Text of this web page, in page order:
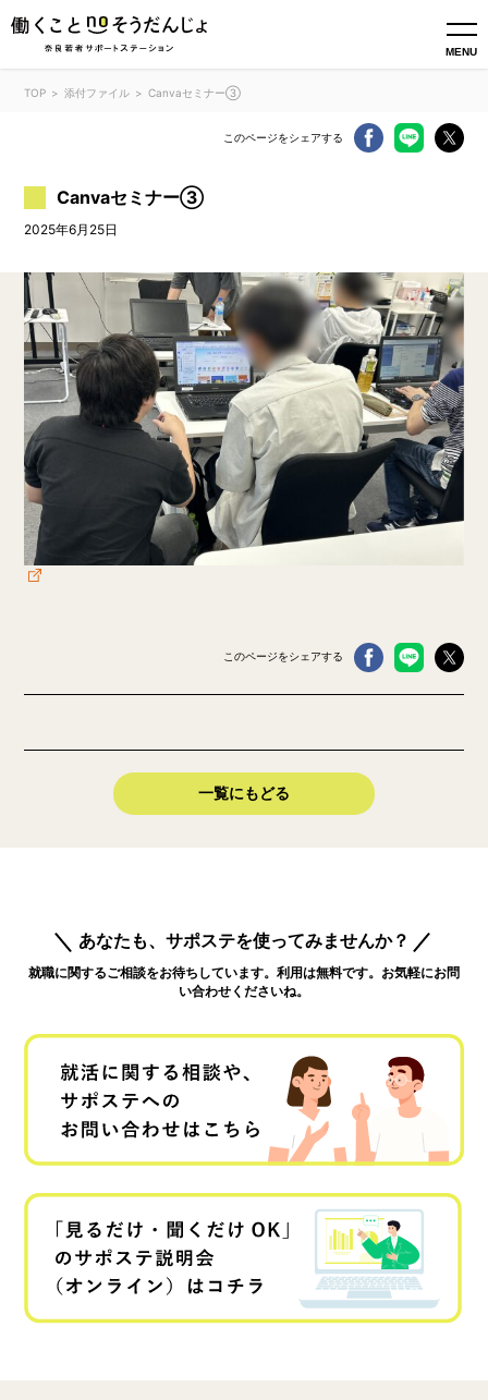
MENU
TOP 添付ファイル Canvaセミナー③
このページをシェアする
Canvaセミナー③
2025年6月25日
このページをシェアする
一覧にもどる
あなたも、サポステを使ってみませんか？
就職に関するご相談をお待ちしています。利用は無料です。お気軽にお問
い合わせくださいね。